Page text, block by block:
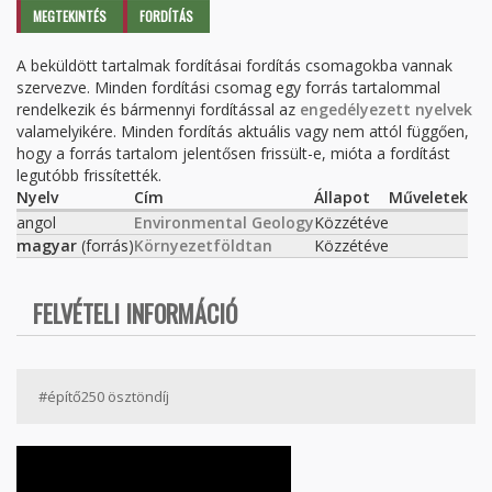
Elsődleges fülek
MEGTEKINTÉS FORDÍTÁS
A beküldött tartalmak fordításai fordítás csomagokba vannak
szervezve. Minden fordítási csomag egy forrás tartalommal
rendelkezik és bármennyi fordítással az engedélyezett nyelvek
valamelyikére. Minden fordítás aktuális vagy nem attól függően,
hogy a forrás tartalom jelentősen frissült-e, mióta a fordítást
legutóbb frissítették.
Nyelv
Cím Állapot
Műveletek
angol
Environmental GeologyKözzétéve
magyar (forrás)Környezetföldtan Közzétéve
FELVÉTELI INFORMÁCIÓ
#építő250 ösztöndíj